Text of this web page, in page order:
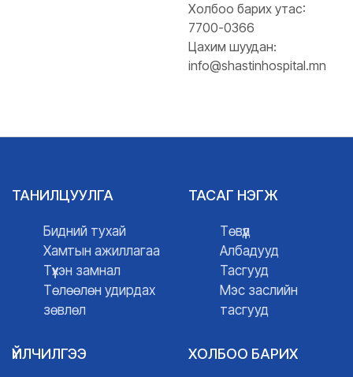
Холбоо барих утас:
7700-0366
Цахим шуудан:
info@shastinhospital.mn
ТАНИЛЦУУЛГА
Бидний тухай
Хамтын ажиллагаа
Түүхэн замнал
Төлөөлөн удирдах
зөвлөл
ТАСАГ НЭГЖ
Төвүүд
Албадууд
Тасгууд
Мэс заслийн
тасгууд
ҮЙЛЧИЛГЭЭ ХОЛБОО БАРИХ